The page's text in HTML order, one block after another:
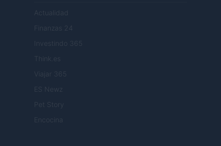
Actualidad
Finanzas 24
Investindo 365
Think.es
Viajar 365
ES Newz
Pet Story
Encocina